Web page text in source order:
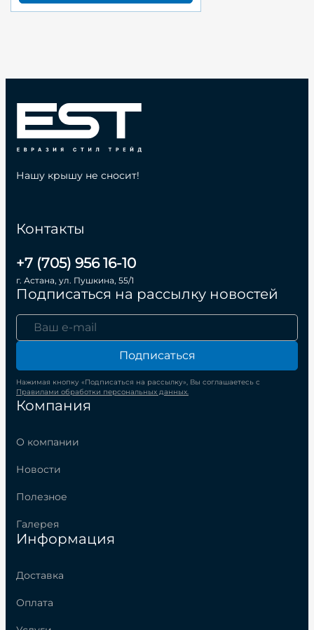
Компания
О компании
Новости
Полезное
Галерея
Информация
Доставка
Оплата
Контакты
+7 (705) 956 16-10
г. Астана, ул. Пушкина, 55/1
Подписаться на рассылку новостей
Подписаться
Нажимая кнопку «Подписаться на рассылку», Вы соглашаетесь с
Правилами обработки персональных данных.
Нашу крышу не сносит!